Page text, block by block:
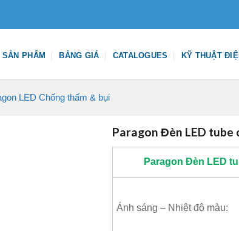
SẢN PHẨM BẢNG GIÁ CATALOGUES KỸ THUẬT
LED Chống thấm & bụi
Paragon Đèn LED tube
Paragon Đèn LED
Ánh sáng – Nhiệt độ màu: